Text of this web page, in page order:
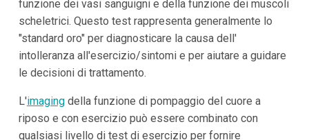
funzione dei vasi sanguigni e della funzione dei muscoli
scheletrici. Questo test rappresenta generalmente lo
"standard oro" per diagnosticare la causa dell'
intolleranza all'esercizio/sintomi e per aiutare a guidare
le decisioni di trattamento.
L'imagingdella funzione di pompaggio del cuore a
riposo e con esercizio può essere combinato con
qualsiasi livello di test di esercizio per fornire